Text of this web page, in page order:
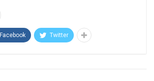
Facebook Twitter